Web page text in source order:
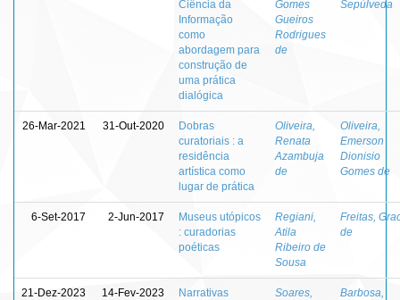
Ciência da
Informação
como
abordagem para
construção de
uma prática
dialógica
Gomes
Gueiros
Rodrigues
de
Sepúlveda
26-Mar-2021 31-Out-2020
Dobras
curatoriais : a
residência
artística como
lugar de prática
Oliveira,
Renata
Azambuja
de
Oliveira,
Emerson
Dionisio
Gomes de
6-Set-2017 2-Jun-2017
Museus utópicos
: curadorias
poéticas
Regiani,
Atila
Ribeiro de
Sousa
Freitas,
de
21-Dez-2023 14-Fev-2023
Narrativas
Soares,
Barbosa,